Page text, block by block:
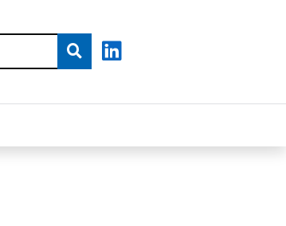
VyhľadaťLinkedIn